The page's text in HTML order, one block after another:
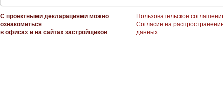
С проектными декларациями можно
ознакомиться
в офисах и на сайтах застройщиков
Пользовательское
Согласие на
данных